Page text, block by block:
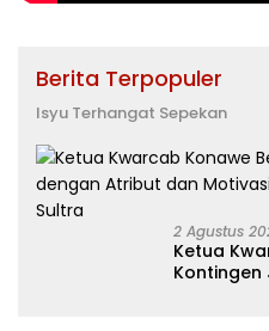
Berita Terpopuler
Isyu Terhangat Sepekan
2 Agustus
Ketua
Kontingen